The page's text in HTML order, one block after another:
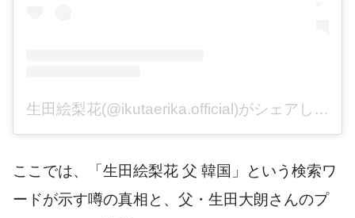
生田絵梨花(@ikutaerika.official)がシェアした投稿
ここでは、「生田絵梨花 父 韓国」という検索ワ
ードが示す噂の真相と、父・生田大朗さんのプ